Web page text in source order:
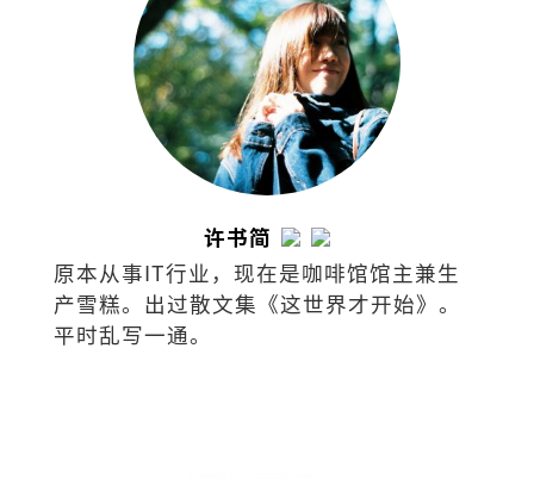
许书简
原本从事IT行业，现在是咖啡馆馆主兼生
产雪糕。出过散文集《这世界才开始》。
平时乱写一通。